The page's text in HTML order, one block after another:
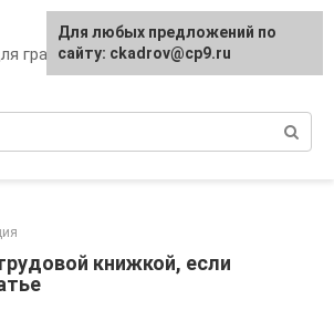
граждан и
книжкой, если
Для любых предложений по
сайту: ckadrov@cp9.ru